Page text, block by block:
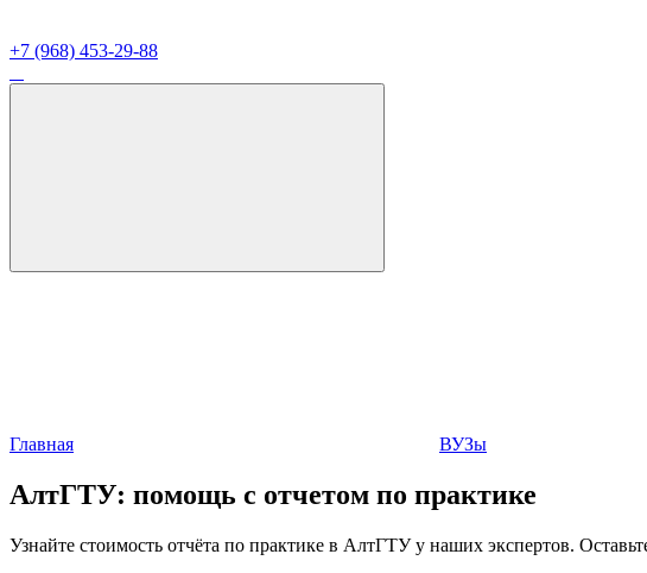
+7 (968) 453-29-88
Главная ВУЗы
АлтГТУ: помощь с отчетом по практике
Узнайте стоимость отчёта по практике в АлтГТУ у наших экспертов.